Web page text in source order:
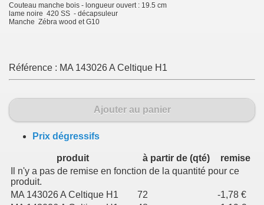
Couteau manche bois - longueur ouvert : 19.5 cm
lame noire 420 SS - décapsuleur
Manche Zébra wood et G10
Référence : MA 143026 A Celtique H1
Ajouter au panier
Prix dégressifs
produit à partir de (qté)
remise
Il n'y a pas de remise en fonction de la quantité pour ce
produit.
MA 143026 A Celtique H1
72
-1,78 €